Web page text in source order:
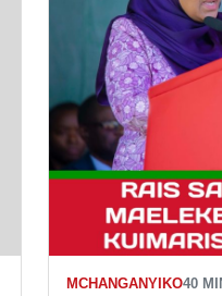
MCHANGANYIKO40